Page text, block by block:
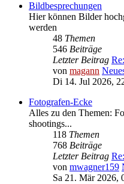
Bildbesprechungen
Hier können Bilder
werden
48 Themen
546 Beiträge
Letzter Beitrag
von magann
Di 14. Jul 2026,
Fotografen-Ecke
Alles zu den Themen:
shootings...
118 Themen
768 Beiträge
Letzter Beitrag
von mwagner159
Sa 21. Mär 2026,